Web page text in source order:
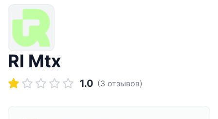
Rl Mtx
1.0 (3 отзывов)